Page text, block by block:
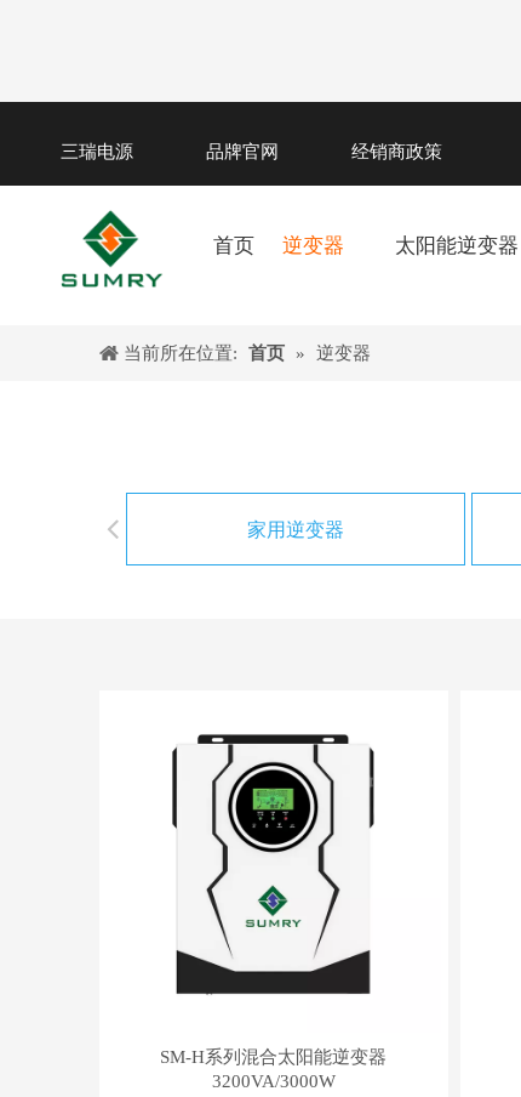
三瑞电源 品牌官网 经销商政策
首页 逆变器 太阳能逆变器
当前所在位置: 首页 » 逆变器
家用逆变器
SM-H系列混合太阳能逆变器
3200VA/3000W